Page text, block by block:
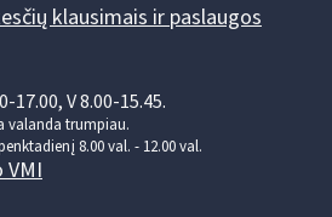
klausimais ir paslaugos
17.00, V 8.00-15.45.
valanda trumpiau.
8.00 val. - 12.00 val.
VMI